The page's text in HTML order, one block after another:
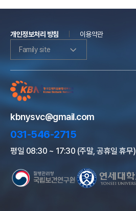
개인정보처리 방침
이용약관
Family site
kbnysvc@gmail.com
031-546-2715
평일 08:30 ~ 17:30 (주말, 공휴일 휴무)